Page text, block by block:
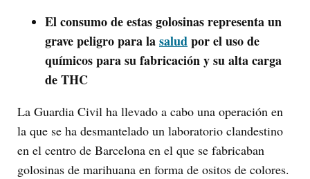
El consumo de estas golosinas representa un
grave peligro para lasaludpor el uso de
químicos para su fabricación y su alta carga
de THC
La Guardia Civil ha llevado a cabo una operación en
la que se ha desmantelado un laboratorio clandestino
en el centro de Barcelona en el que se fabricaban
golosinas de marihuana en forma de ositos de colores.